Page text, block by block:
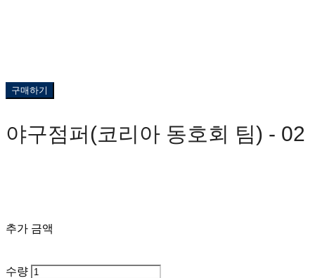
구매하기
야구점퍼(코리아 동호회 팀) - 02
추가 금액
수량